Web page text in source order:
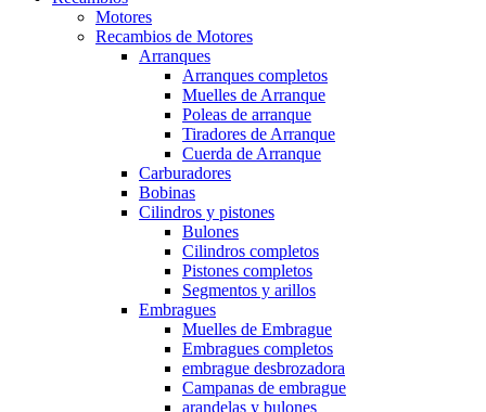
Motores
Recambios de Motores
Arranques
Arranques completos
Muelles de Arranque
Poleas de arranque
Tiradores de Arranque
Cuerda de Arranque
Carburadores
Bobinas
Cilindros y pistones
Bulones
Cilindros completos
Pistones completos
Segmentos y arillos
Embragues
Muelles de Embrague
Embragues completos
embrague desbrozadora
Campanas de embrague
arandelas y bulones